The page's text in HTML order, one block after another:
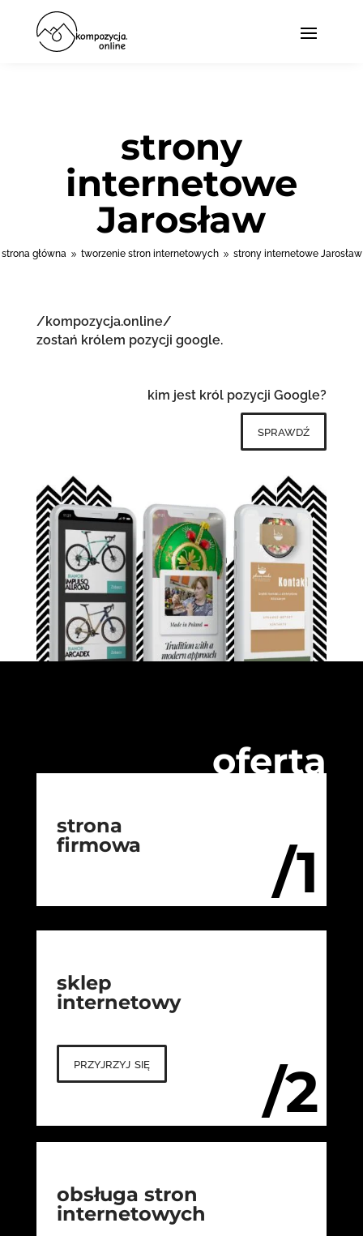
strony
internetowe
Jarosław
strona główna 9 tworzenie stron internetowych 9 strony internetowe Jarosław
/kompozycja.online/
zostań królem pozycji google.
kim jest król pozycji Google?
sprawdź
oferta
/1
strona
firmowa
/2
sklep
internetowy
przyjrzyj się
obsługa stron
internetowych